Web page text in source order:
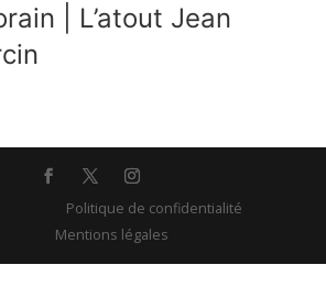
| L’atout Jean
Politique de confidentialité
Mentions légales